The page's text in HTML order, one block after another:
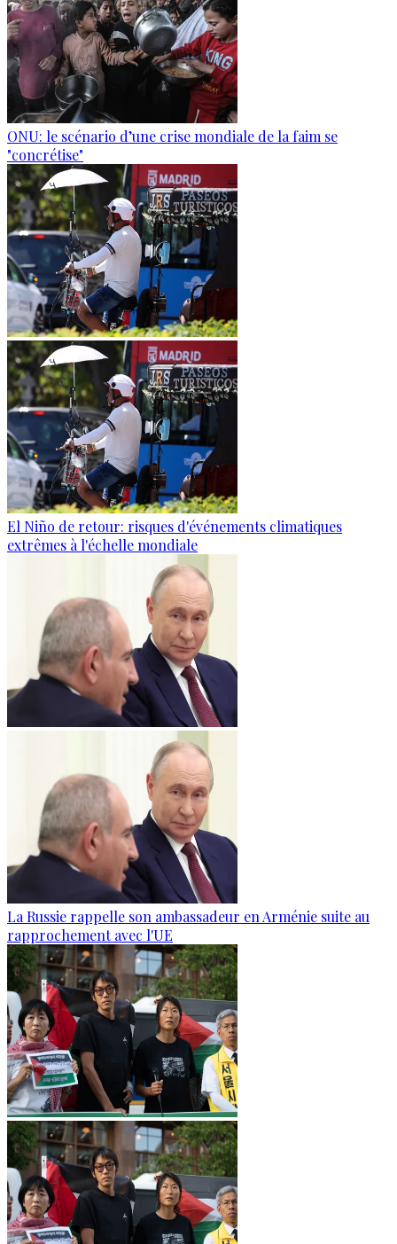
ONU: le scénario d’une crise mondiale de la faim se
"concrétise"
El Niño de retour: risques d'événements climatiques
extrêmes à l'échelle mondiale
La Russie rappelle son ambassadeur en Arménie suite au
rapprochement avec l'UE